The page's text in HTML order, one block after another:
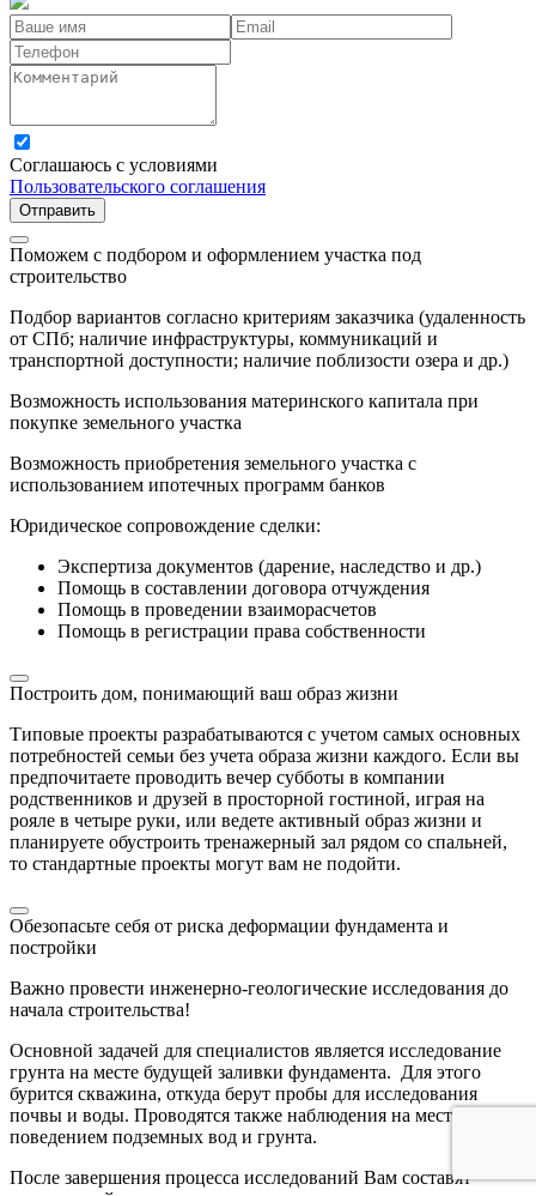
Соглашаюсь с условиями
Пользовательского соглашения
Отправить
Поможем с подбором и оформлением участка под
строительство
Подбор вариантов согласно критериям заказчика (удаленность
от СПб; наличие инфраструктуры, коммуникаций и
транспортной доступности; наличие поблизости озера и др.)
Возможность использования материнского капитала при
покупке земельного участка
Возможность приобретения земельного участка с
использованием ипотечных программ банков
Юридическое сопровождение сделки:
Экспертиза документов (дарение, наследство и др.)
Помощь в составлении договора отчуждения
Помощь в проведении взаиморасчетов
Помощь в регистрации права собственности
Построить дом, понимающий ваш образ жизни
Типовые проекты разрабатываются с учетом самых основных
потребностей семьи без учета образа жизни каждого. Если вы
предпочитаете проводить вечер субботы в компании
родственников и друзей в просторной гостиной, играя на
рояле в четыре руки, или ведете активный образ жизни и
планируете обустроить тренажерный зал рядом со спальней,
то стандартные проекты могут вам не подойти.
Обезопасьте себя от риска деформации фундамента и
постройки
Важно провести инженерно-геологические исследования до
начала строительства!
Основной задачей для специалистов является исследование
грунта на месте будущей заливки фундамента. Для этого
бурится скважина, откуда берут пробы для исследования
почвы и воды. Проводятся также наблюдения на месте за
поведением подземных вод и грунта.
После завершения процесса исследований Вам составят